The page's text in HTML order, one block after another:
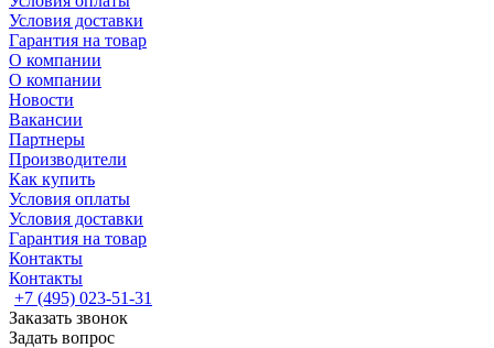
Условия доставки
Гарантия на товар
О компании
О компании
Новости
Вакансии
Партнеры
Производители
Как купить
Условия оплаты
Условия доставки
Гарантия на товар
Контакты
Контакты
+7 (495) 023-51-31
Заказать звонок
Задать вопрос